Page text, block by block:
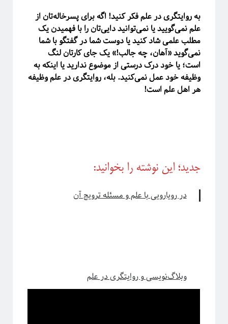
به روایتگری در علم فکر کنید! اگه برای پسرخاله‌تان از
علم نمی‌گویید یا نمی‌توانید دایی‌تان را با فهمیدن یک
مطلب علمی شاد کنید یا دوست شما در گفتگو با شما
نمی‌گوید «آهان، چه جالب!» یک جای کارتان لنگ
است؛ یا خود درک درستی از موضوع ندارید یا اینکه به
وظیفه خود عمل نمی‌کنید. بله، روایتگری در علم وظیفه
هر اهل علم است!
جدید؛ این نوشته را بخوانید:
در رویارویی با علم و مسئله ترویج آن
وبلاگ‌نویسی و روایتگری در علم